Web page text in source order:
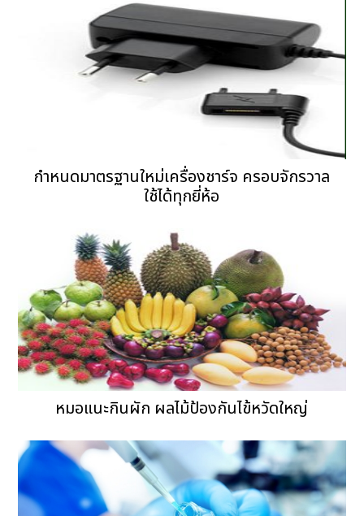
กำหนดมาตรฐานใหม่เครื่องชาร์จ ครอบจักรวาล
ใช้ได้ทุกยี่ห้อ
หมอแนะกินผัก ผลไม้ป้องกันไข้หวัดใหญ่